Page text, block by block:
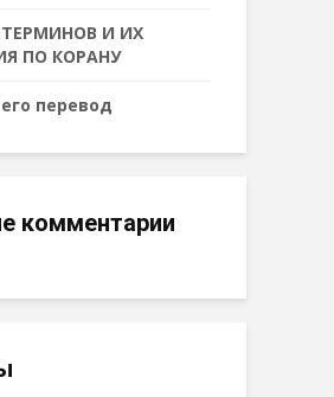
И ИХ
ПО КОРАНУ
перевод
комментарии